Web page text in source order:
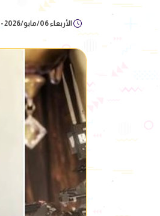
الأربعاء 06/مايو/2026 - 12:58 م